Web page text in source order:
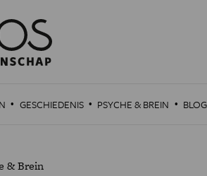
· GESCHIEDENIS · PSYCHE & BREIN ·
& Brein